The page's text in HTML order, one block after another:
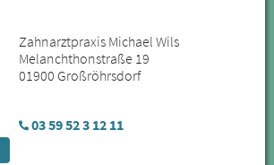
Zahnarztpraxis Michael Wils
Melanchthonstraße 19
01900 Großröhrsdorf
03 59 52 3 12 11